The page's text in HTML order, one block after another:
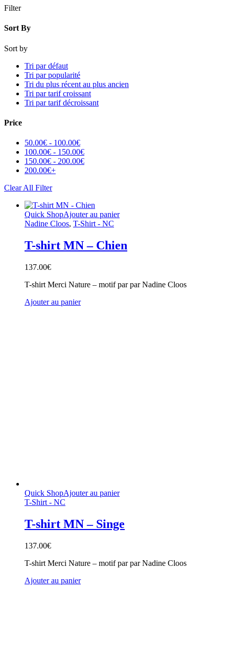
Filter
Sort By
Sort by
Tri par défaut
Tri par popularité
Tri du plus récent au plus ancien
Tri par tarif croissant
Tri par tarif décroissant
Price
50.00€ - 100.00€
100.00€ - 150.00€
150.00€ - 200.00€
200.00€+
Clear All Filter
Quick ShopAjouter au panier
Nadine Cloos, T-Shirt - NC
T-shirt MN – Chien
137.00€
T-shirt Merci Nature – motif par par Nadine Cloos
Ajouter au panier
Quick ShopAjouter au panier
T-Shirt - NC
T-shirt MN – Singe
137.00€
T-shirt Merci Nature – motif par par Nadine Cloos
Ajouter au panier